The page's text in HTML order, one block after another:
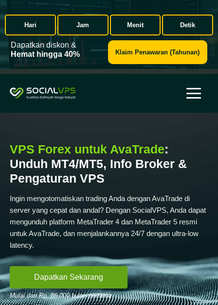
Hari Jam Menit Detik
Dapatkan diskon &
Hemat hingga 40%
Klaim Penawaran (Tahunan)
VPS Forex untuk AvaTrade:
Unduh MT4/MT5, Info Broker &
Pengaturan VPS
Ingin mengotomatiskan trading Anda dengan AvaTrade di
server yang cepat dan andal? Dengan SocialVPS, Anda dapat
mengunduh platform MetaTrader 4 dan MetaTrader 5 resmi
untuk AvaTrade, dan menjalankannya 24/7 dengan ultra-low
latency.
Dapatkan Sekarang
Mulai dari Rp. 86.000 bulan pertama